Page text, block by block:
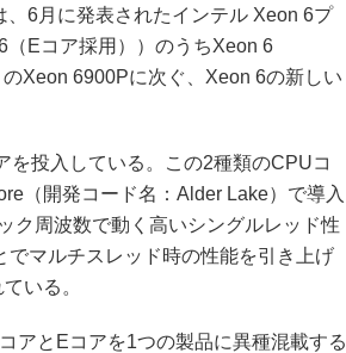
6月に発表されたインテル Xeon 6プ
（Eコア採用））のうちXeon 6
Xeon 6900Pに次ぐ、Xeon 6の新しい
投入している。この2種類のCPUコ
（開発コード名：Alder Lake）で導入
ク周波数で動く高いシングルレッド性
マルチスレッド時の性能を引き上げ
いる。
アとEコアを1つの製品に異種混載する